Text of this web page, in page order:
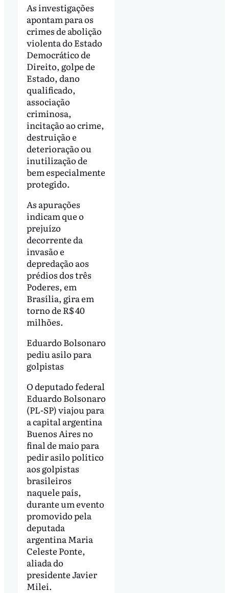
As investigações
apontam para os
crimes de abolição
violenta do Estado
Democrático de
Direito, golpe de
Estado, dano
qualificado,
associação
criminosa,
incitação ao crime,
destruição e
deterioração ou
inutilização de
bem especialmente
protegido.
As apurações
indicam que o
prejuízo
decorrente da
invasão e
depredação aos
prédios dos três
Poderes, em
Brasília, gira em
torno de R$ 40
milhões.
Eduardo Bolsonaro
pediu asilo para
golpistas
O deputado federal
Eduardo Bolsonaro
(PL-SP) viajou para
a capital argentina
Buenos Aires no
final de maio para
pedir asilo político
aos golpistas
brasileiros
naquele país,
durante um evento
promovido pela
deputada
argentina Maria
Celeste Ponte,
aliada do
presidente Javier
Milei.